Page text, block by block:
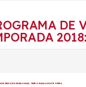
ÁRBOLES DE NAVIDAD, TEMPORADA 2018: PROFEPA